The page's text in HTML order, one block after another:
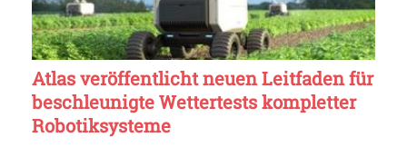
Atlas veröffentlicht neuen Leitfaden für
beschleunigte Wettertests kompletter
Robotiksysteme